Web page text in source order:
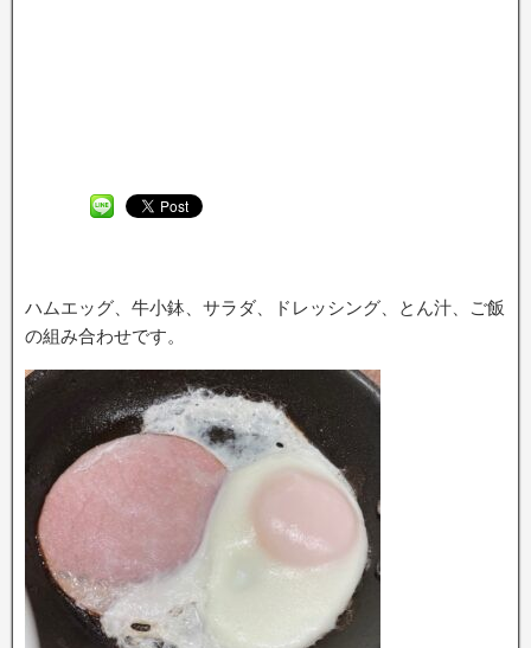
ハムエッグ、牛小鉢、サラダ、ドレッシング、とん汁、ご飯
の組み合わせです。